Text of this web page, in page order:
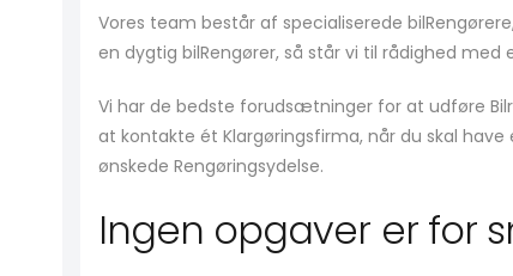
Vores team består af specialiserede
en dygtig bilRengører, så står vi til rådighed med
Vi har de bedste forudsætninger for at udføre
at kontakte ét Klargøringsfirma, når du skal
ønskede Rengøringsydelse.
Ingen opgaver er for